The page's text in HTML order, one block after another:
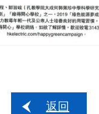
返回